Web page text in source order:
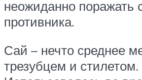
неожиданно поражать
противника.
Сай – нечто среднее
трезубцем и стилетом.